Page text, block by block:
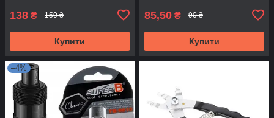
138 ₴ 150 ₴
Купити
85,50 ₴ 90 ₴
Купити
–4%